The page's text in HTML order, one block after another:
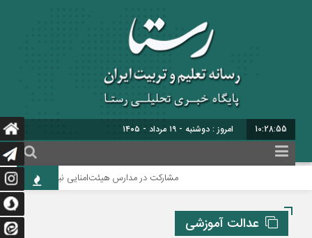
10:28:56 برابر با : 26 - صفر - 1448
مشارکت در مدارس هیئت‌امنایی نباید به مشارکت مالی
عدالت آموزشی